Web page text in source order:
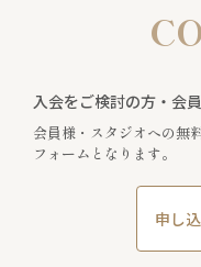
入会をご検討の方・会
会員様・スタジオへの無
フォームとなります。
申し